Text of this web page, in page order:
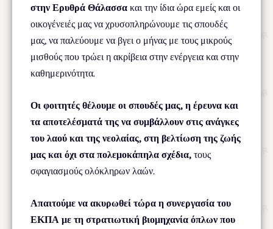
στην Ερυθρά Θάλασσα και την ίδια ώρα εμείς και οι
οικογένειές μας να χρυσοπληρώνουμε τις σπουδές
μας, να παλεύουμε να βγει ο μήνας με τους μικρούς
μισθούς που τρώει η ακρίβεια στην ενέργεια και στην
καθημερινότητα.
Οι φοιτητές θέλουμε οι σπουδές μας, η έρευνα και
τα αποτελέσματά της να συμβάλλουν στις ανάγκες
του λαού και της νεολαίας, στη βελτίωση της ζωής
μας και όχι στα πολεμοκάπηλα σχέδια, τους
σφαγιασμούς ολόκληρων λαών.
Απαιτούμε να ακυρωθεί τώρα η συνεργασία του
ΕΚΠΑ με τη στρατιωτική βιομηχανία όπλων που